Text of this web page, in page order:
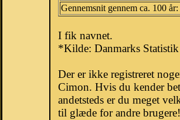
Gennemsnit gennem ca. 100
I fik navnet.
*Kilde: Danmarks Statistik
Der er ikke registreret
Cimon. Hvis du kender
andetsteds er du meget
til glæde for andre